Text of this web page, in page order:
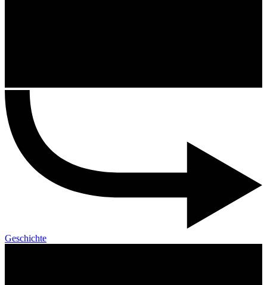
Geschichte